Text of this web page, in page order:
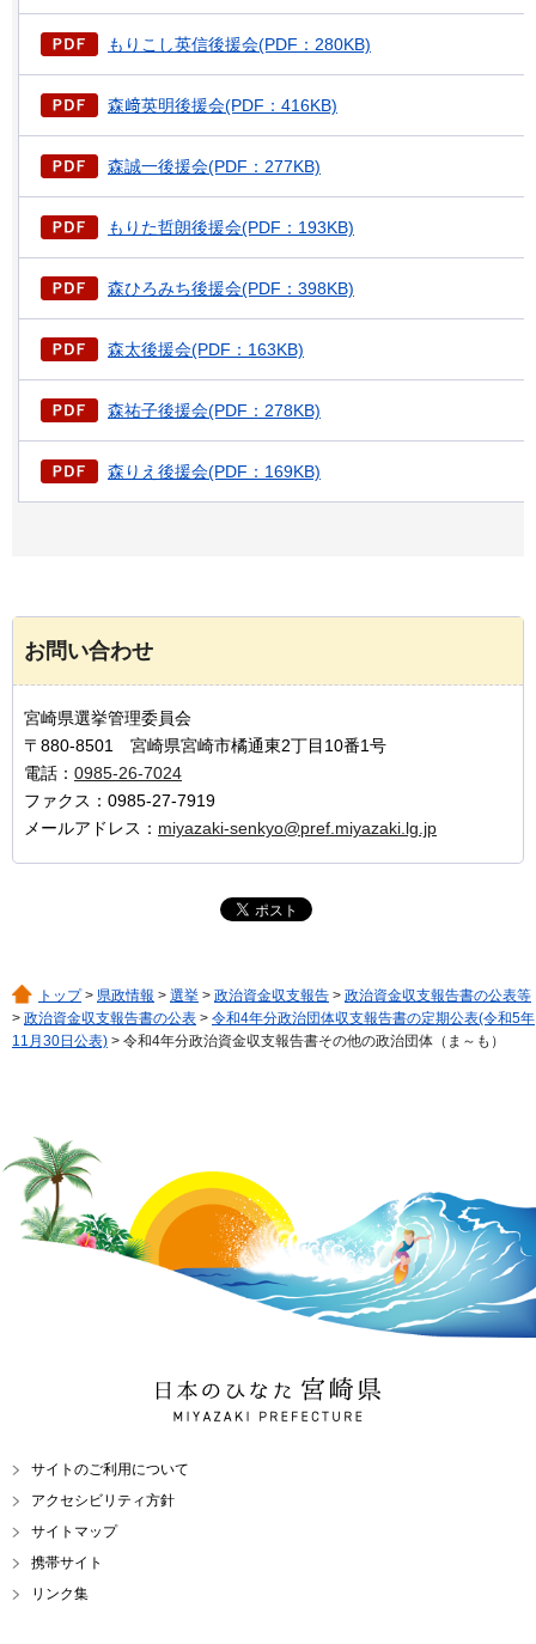
もりこし英信後援会(PDF：280KB)
森﨑英明後援会(PDF：416KB)
森誠一後援会(PDF：277KB)
もりた哲朗後援会(PDF：193KB)
森ひろみち後援会(PDF：398KB)
森太後援会(PDF：163KB)
森祐子後援会(PDF：278KB)
森りえ後援会(PDF：169KB)
お問い合わせ
宮崎県選挙管理委員会
〒880-8501 宮崎県宮崎市橘通東2丁目10番1号
電話： 0985-26-7024
ファクス：0985-27-7919
メールアドレス： miyazaki-senkyo@pref.miyazaki.lg.jp
トップ> 県政情報 > 選挙 > 政治資金収支報告 > 政治資金収支報告書の公表等
> 政治資金収支報告書の公表 > 令和4年分政治団体収支報告書の定期公表(令和5年
11月30日公表) > 令和4年分政治資金収支報告書その他の政治団体（ま～も）
日本のひなた 宮崎県
MIYAZAKI PREFECTURE
サイトのご利用について
アクセシビリティ方針
サイトマップ
携帯サイト
リンク集